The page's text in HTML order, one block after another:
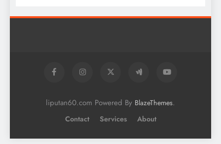
liputan60.com Powered By BlazeThemes.
Contact Services About